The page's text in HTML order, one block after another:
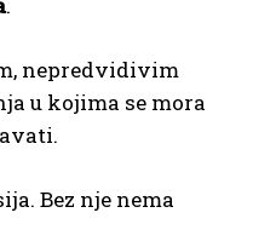
nepredvidivim
u kojima se mora
Bez nje nema